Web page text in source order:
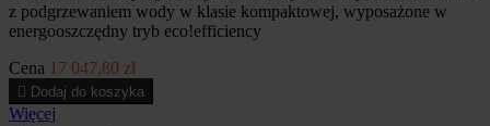
z podgrzewaniem wody w klasie kompaktowej, wyposażone w
energooszczędny tryb eco!efficiency
Cena 17 047,80 zł
 Dodaj do koszyka
Więcej